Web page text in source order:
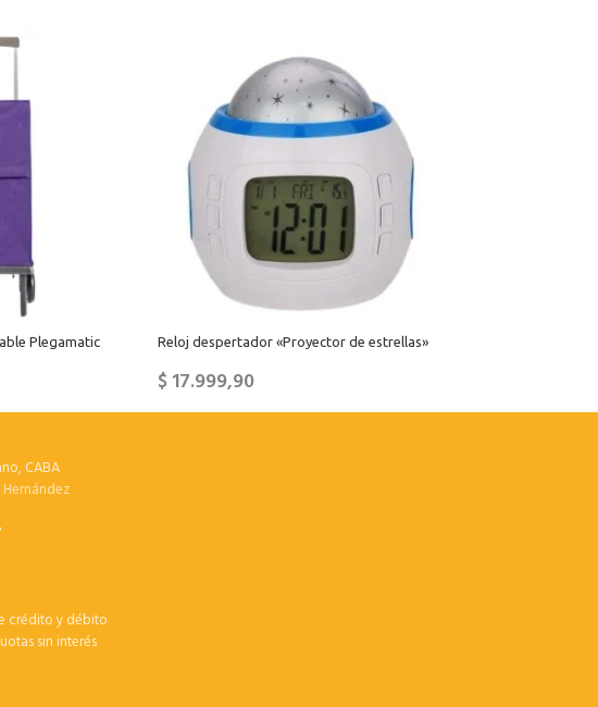
Plegamatic
Reloj despertador «Proyector de estrellas»
$17.999,90
CABA
crédito y débito
sin interés